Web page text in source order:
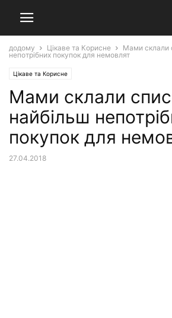
додому Цікаве та Корисне
Мами склали
непотрібних покупок для немовлят
Цікаве та Корисне
Мами склали
найбільш
покупок для
27.04.2018